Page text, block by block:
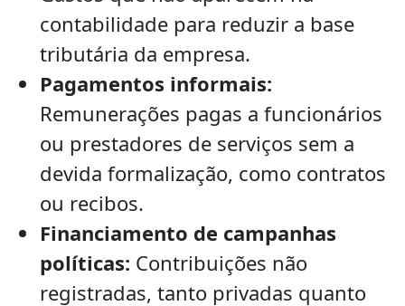
contabilidade para reduzir a base
tributária da empresa.
Pagamentos informais:
Remunerações pagas a funcionários
ou prestadores de serviços sem a
devida formalização, como contratos
ou recibos.
Financiamento de campanhas
políticas: Contribuições não
registradas, tanto privadas quanto